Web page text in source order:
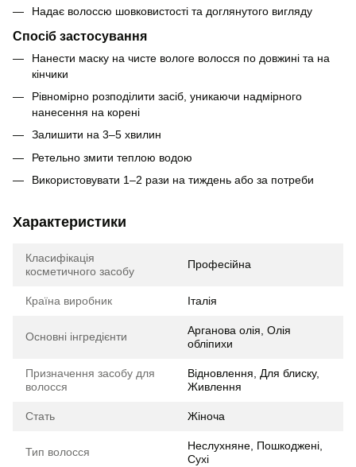
Надає волоссю шовковистості та доглянутого вигляду
Спосіб застосування
Нанести маску на чисте вологе волосся по довжині та на
кінчики
Рівномірно розподілити засіб, уникаючи надмірного
нанесення на корені
Залишити на 3–5 хвилин
Ретельно змити теплою водою
Використовувати 1–2 рази на тиждень або за потреби
Характеристики
Класифікація
косметичного засобу
Професійна
Країна виробник Італія
Основні інгредієнти
Арганова олія, Олія
обліпихи
Призначення засобу для
волосся
Відновлення, Для блиску,
Живлення
Стать Жіноча
Тип волосся
Неслухняне, Пошкоджені,
Сухі